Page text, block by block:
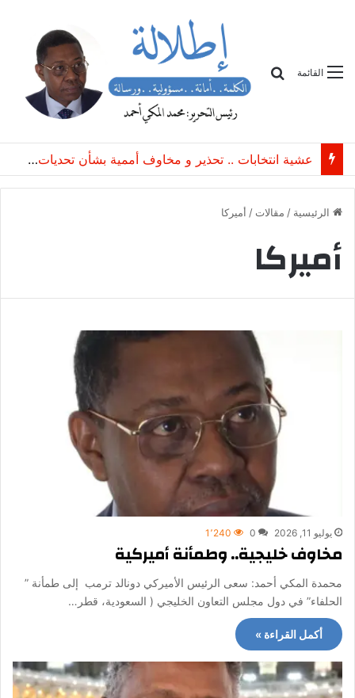
القائمة
محكمة إماراتية : تأجيل النظر في قضية سودانيين متهمين بـ”الاتجار غير المشروع بعتاد عسكري”
الرئيسية / مقالات / أميركا
أميركا
يوليو 11, 2026 0 1٬240
مخاوف خليجية.. وطمأنة أميركية
محمدة المكي أحمد: سعى الرئيس الأميركي دونالد ترمب إلى طمأنة ”
الحلفاء” في دول مجلس التعاون الخليجي ( السعودية، قطر…
أكمل القراءة »